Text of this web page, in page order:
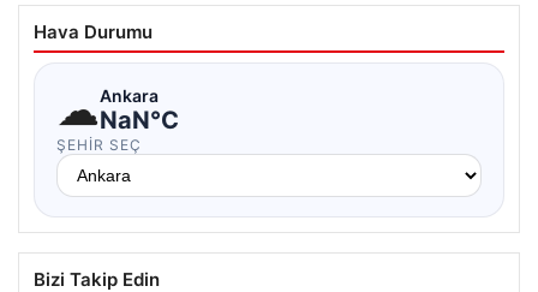
Hava Durumu
☁Ankara
NaN°C
ŞEHIR SEÇ
Bizi Takip Edin